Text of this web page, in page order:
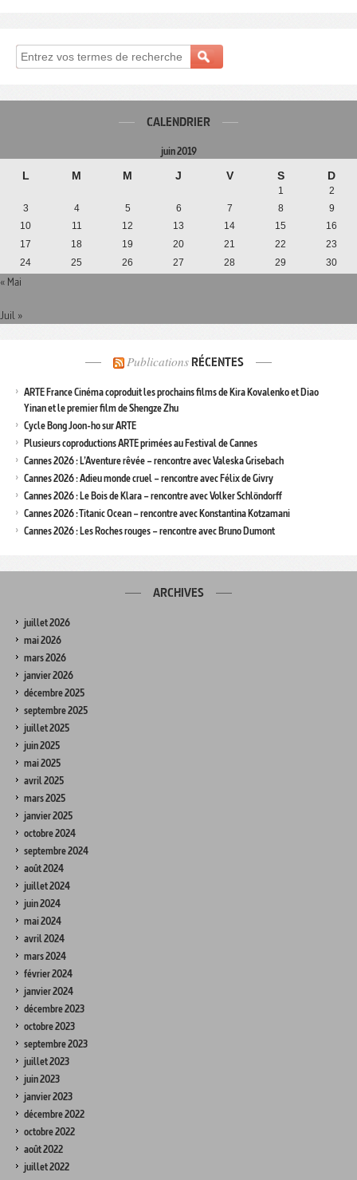
CALENDRIER
juin 2019
L M M J V S D
1
2
3
4 5 6 7 8
9
10
11 12 13 14 15
16
17
18 19 20 21 22
23
24
25 26 27 28 29 30
« Mai
Juil »
Publications RÉCENTES
ARTE France Cinéma coproduit les prochains films de Kira Kovalenko et Diao
Yinan et le premier film de Shengze Zhu
Cycle Bong Joon-ho sur ARTE
Plusieurs coproductions ARTE primées au Festival de Cannes
Cannes 2026 : L’Aventure rêvée – rencontre avec Valeska Grisebach
Cannes 2026 : Adieu monde cruel – rencontre avec Félix de Givry
Cannes 2026 : Le Bois de Klara – rencontre avec Volker Schlöndorff
Cannes 2026 : Titanic Ocean – rencontre avec Konstantina Kotzamani
Cannes 2026 : Les Roches rouges – rencontre avec Bruno Dumont
ARCHIVES
juillet 2026
mai 2026
mars 2026
janvier 2026
décembre 2025
septembre 2025
juillet 2025
juin 2025
mai 2025
avril 2025
mars 2025
janvier 2025
octobre 2024
septembre 2024
août 2024
juillet 2024
juin 2024
mai 2024
avril 2024
mars 2024
février 2024
janvier 2024
décembre 2023
octobre 2023
septembre 2023
juillet 2023
juin 2023
janvier 2023
décembre 2022
octobre 2022
août 2022
juillet 2022